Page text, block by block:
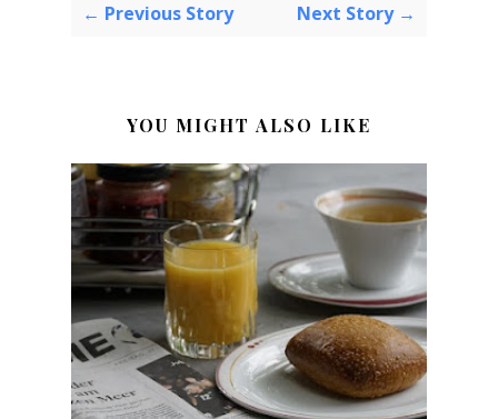
← Previous Story Next Story →
YOU MIGHT ALSO LIKE